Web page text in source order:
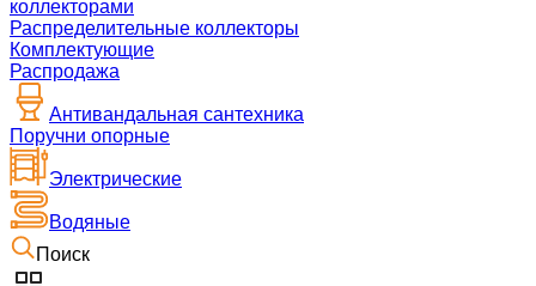
коллекторами
Распределительные коллекторы
Комплектующие
Распродажа
Антивандальная сантехника
Поручни опорные
Электрические
Водяные
Поиск